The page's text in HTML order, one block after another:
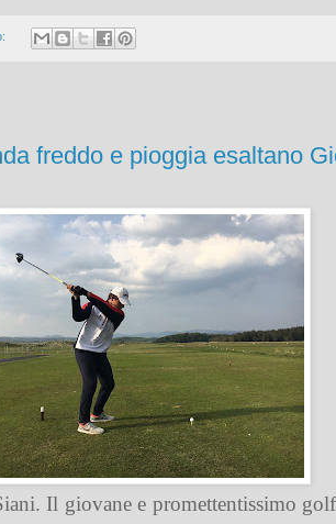
freddo e pioggia esaltano
Il giovane e promettentissimo